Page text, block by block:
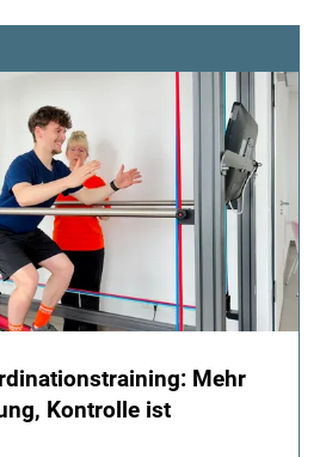
verstopft
Mehr
Kontrolle ist